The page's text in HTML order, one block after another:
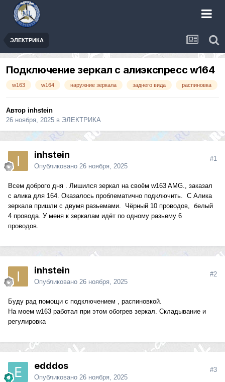
ЭЛЕКТРИКА
Подключение зеркал с алиэкспресс w164
w163 w164 наружние зеркала заднего вида распиновка
Автор inhstein
26 ноября, 2025 в ЭЛЕКТРИКА
inhstein
Опубликовано 26 ноября, 2025
#1
Всем доброго дня . Лишился зеркал на своём w163 AMG., заказал
с алика для 164. Оказалось проблематично подключить. С Алика
зеркала пришли с двумя разьемами. Чёрный 10 проводов, белый
4 провода. У меня к зеркалам идёт по одному разьему 6
проводов.
inhstein
Опубликовано 26 ноября, 2025
#2
Буду рад помощи с подключением , распиновкой.
На моем w163 работал при этом обогрев зеркал. Складывание и
регулировка
edddos
Опубликовано 26 ноября, 2025
#3